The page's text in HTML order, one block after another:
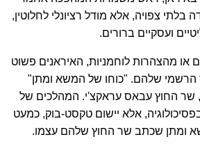
בלתי צפויה, אלא מודל רציונלי לחלוטין,
ועסקיים ברורים.
או מהצהרות לוחמניות, האיראנים פשוט
הרשמי שלהם. "כוחו של המשא ומתן"
השועל, שר החוץ עבאס עראקצ'י. המהלכים של
בפסיכולוגיה, אלא יישום טקסט-בוק, כמעט
ומתן שכתב שר החוץ שלהם עצמו.